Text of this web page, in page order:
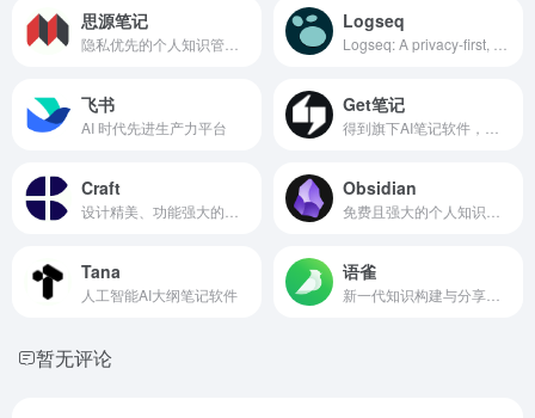
思源笔记 Logseq
飞书
AI 时代先进生产力平台
Get笔记
Craft Obsidian
Tana
人工智能AI大纲笔记软件
语雀
暂无评论